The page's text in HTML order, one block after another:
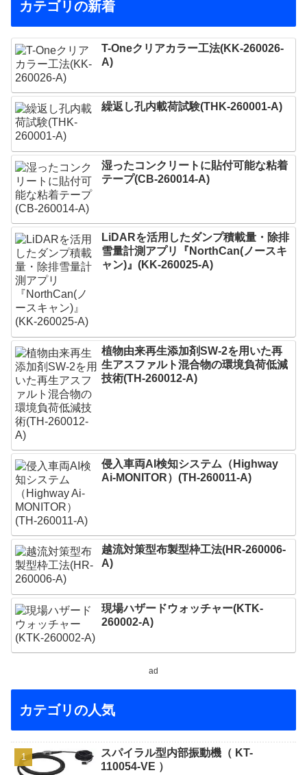
カテゴリの新着
T-Oneクリアカラー工法(KK-260026-
A)
繰返し孔内載荷試験(THK-260001-A)
湿ったコンクリートに貼付可能な粘着
テープ(CB-260014-A)
LiDARを活用したダンプ積載量・除排
雪量計測アプリ『NorthCan(ノースキ
ャン)』(KK-260025-A)
植物由来再生添加剤SW-2を用いた再
生アスファルト混合物の環境負荷低減
技術(TH-260012-A)
侵入車両AI検知システム（Highway
Ai-MONITOR）(TH-260011-A)
越流対策型布製型枠工法(HR-260006-
A)
現場ハザードウォッチャー(KTK-
260002-A)
ad
カテゴリの人気
スパイラル型内部振動機（ KT-
110054-VE ）